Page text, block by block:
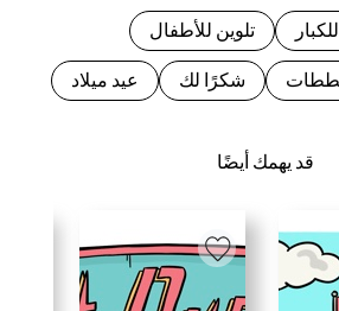
قد يهمك أيضًا
تلوين للأطفال
شكرًا لك عيد ميلاد